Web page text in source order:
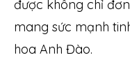
được không chỉ
mang sức mạnh
hoa Anh Đào.